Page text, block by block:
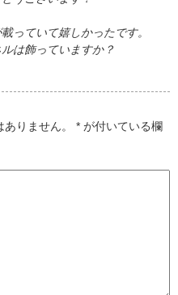
っていて嬉しかったです。
は飾っていますか？
りません。
* が付いている欄